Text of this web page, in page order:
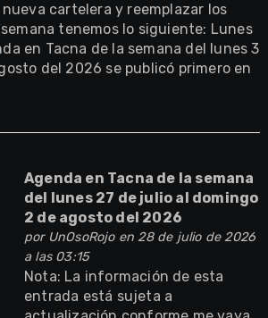
cartelera y reemplazar los
tenemos lo siguiente: Lunes
en Tacna de la semana del lunes 3
del 2026 se publicó primero en
Agenda en Tacna de la semana
del lunes 27 de julio al domingo
2 de agosto del 2026
por UnOsoRojoen 28 de julio de 2026
a las 03:15
Nota: La información de esta
entrada está sujeta a